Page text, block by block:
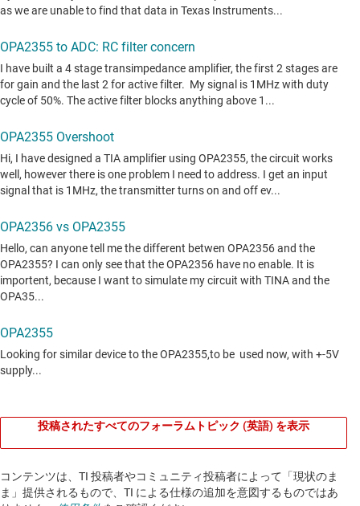
投稿されたすべてのフォーラムトピック (英語) を表示
コンテンツは、TI 投稿者やコミュニティ投稿者によって「現状のま
ま」提供されるもので、TI による仕様の追加を意図するものではあ